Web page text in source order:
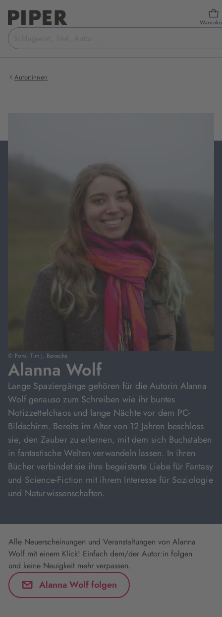
Suchbegriff
eingeben
Autor:innen
© Foto: Tim J. Benecke
Alanna Wolf
Lange Spaziergänge gehören für die Autorin Alanna
Wolf genauso zum Schreiben wie ihr buntes
Notizzettelchaos und lange Nächte vor dem PC-
Bildschirm. Bereits im Alter von 12 Jahren beschloss
sie, den Zauber zu erlernen, mit dem sich Buchstaben
in fantastische Welten verwandeln lassen. In ihren
Bücher verbindet sie ihre begeisterte Liebe für Fantasy
und Science-Fiction mit ihrem Interesse für Soziologie
und Naturwissenschaften.
Alle Neuerscheinungen und Veranstaltungen von Alanna
Wolf mit einem Klick! Einfach dem/der Autor:in folgen
und keine Neuigkeit mehr verpassen.
Alanna Wolf folgen